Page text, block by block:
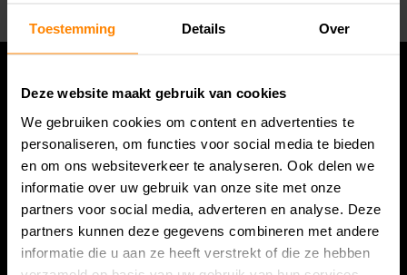
Toestemming Details Over
Deze website maakt gebruik van cookies
We gebruiken cookies om content en advertenties te
personaliseren, om functies voor social media te bieden
en om ons websiteverkeer te analyseren. Ook delen we
informatie over uw gebruik van onze site met onze
partners voor social media, adverteren en analyse. Deze
partners kunnen deze gegevens combineren met andere
informatie die u aan ze heeft verstrekt of die ze hebben
Bespanracket.nl is dé racketspecialist van Lelystad en